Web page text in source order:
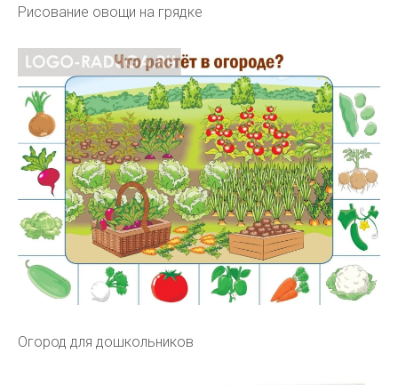
Рисование овощи на грядке
Огород для дошкольников